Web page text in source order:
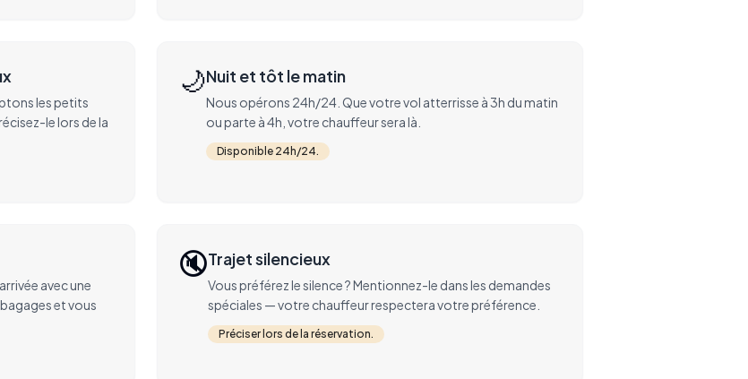
les petits
le lors de la
🌙Nuit et tôt le matin
Nous opérons 24h/24. Que votre vol atterrisse à 3h du matin
ou parte à 4h, votre chauffeur sera là.
Disponible 24h/24.
avec une
et vous
🔇Trajet silencieux
Vous préférez le silence ? Mentionnez-le dans les demandes
spéciales — votre chauffeur respectera votre préférence.
Préciser lors de la réservation.